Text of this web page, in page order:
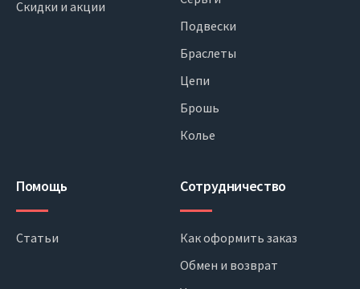
Скидки и акции
Подвески
Браслеты
Цепи
Брошь
Колье
Помощь
Статьи
Сотрудничество
Как оформить заказ
Обмен и возврат